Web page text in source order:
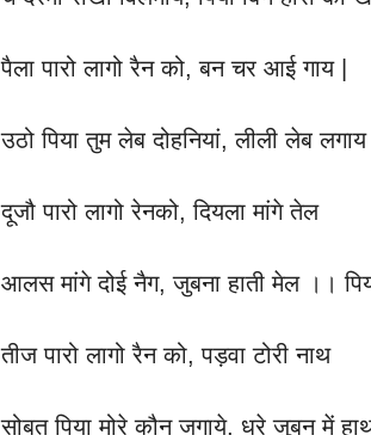
पैला पारो लागो रैन को, बन चर आई गाय |
उठो पिया तुम लेब दोहनियां, लीली लेब
दूजौ पारो लागो रेनको, दियला मांगे तेल
आलस मांगे दोई नैग, जुबना हाती मेल ।।
तीज पारो लागो रैन को, पड़वा टोरी नाथ
सोबत पिया मोरे कौन जगाये, धरे जुबन में